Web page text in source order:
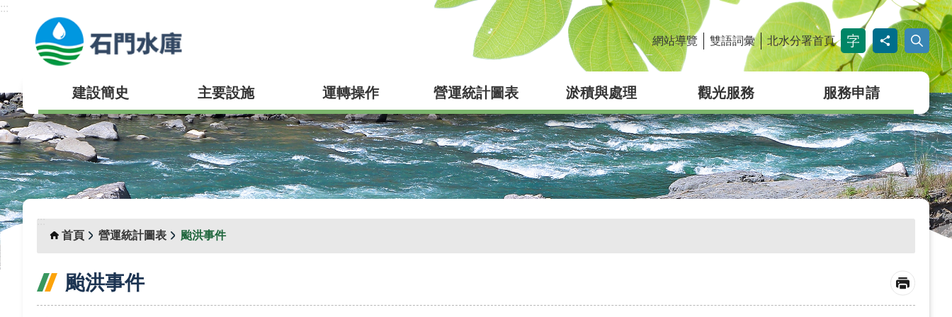
跳到主要內容區塊
:::
_
網站導覽 雙語詞彙 北水分署首頁
建設簡史 主要設施 運轉操作 營運統計圖表 淤積與處理 觀光服務 服務申請
:::
首頁
營運統計圖表 颱洪事件
颱洪事件